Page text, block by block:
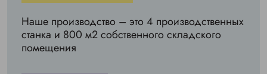
Наше производство – это 4 производственных
станка и 800 м2 собственного складского
помещения